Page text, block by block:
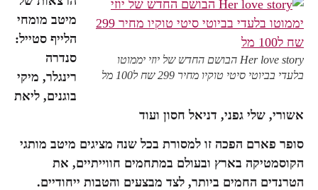
Her love story הבושם החדש של יוזי יממוטו
בלעדי בביוטי סיטי טוקיו מחיר 299 שח ל100 מל
מיטב מומחי
הלייף סטייל:
סנדרה
רינגלר, מיקי
בוגנים, ליאת
אשורי, שלי גפני, דניאל חסון ועוד
סופר פארם הפכה זו למסורת בכל שנה מציגים מיטב מותגי
הקוסמטיקה בארץ ובעולם במתחמים חווייתיים, את
הטרנדים החמים ביותר, לצד מבצעים והטבות ייחודיים.